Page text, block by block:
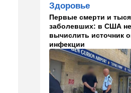
23:36 В мире
Филиппины:
подрался с
антисемитом
оба в
23:03 Ближний
Попутал
пролива: Иран
Здоровье
Первые смерти и
заболевших: в США не
вычислить источник
инфекции